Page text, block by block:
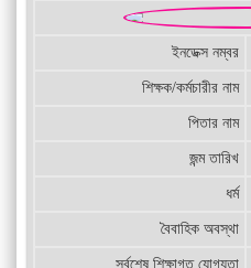
ইনডেক্স নম্বর
শিক্ষক/কর্মচারীর নাম
পিতার নাম
জন্ম তারিখ
ধর্ম
বৈবাহিক অবস্থা
সর্বশেষ শিক্ষাগত যোগ্যতা